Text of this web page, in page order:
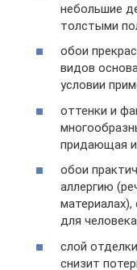
небольшие
толстыми
обои
видов
условии
оттенки и
придающая
обои
аллергию
для
слой
снизит